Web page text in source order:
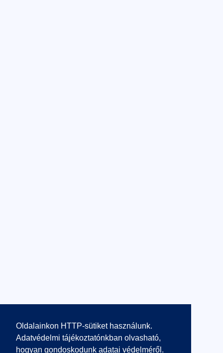
Oldalainkon HTTP-sütiket használunk.
Adatvédelmi tájékoztatónkban olvasható,
hogyan gondoskodunk adatai védelméről.